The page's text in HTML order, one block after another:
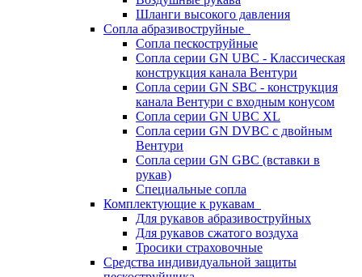
Шланги высокого давления
Сопла абразивоструйные
Сопла пескоструйные
Сопла серии GN UBC - Классическая
конструкция канала Вентури
Сопла серии GN SBC - конструкция
канала Вентури c входным конусом
Сопла серии GN UBC XL
Сопла серии GN DVBC с двойным
Вентури
Сопла серии GN GBC (вставки в
рукав)
Специальные сопла
Комплектующие к рукавам
Для рукавов абразивоструйных
Для рукавов сжатого воздуха
Тросики страховочные
Средства индивидуальной защиты